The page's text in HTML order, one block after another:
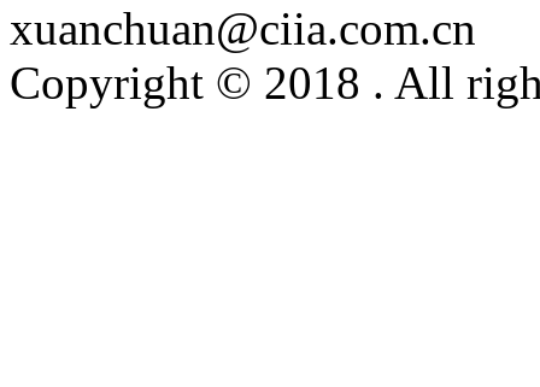
xuanchuan@ciia.com.cn
Copyright © 2018 . All